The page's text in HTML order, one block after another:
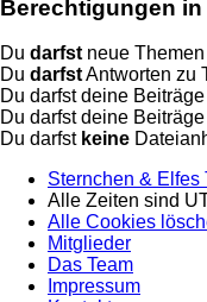
Berechtigungen
Du darfstneue Themen
Du darfstAntworten zu
Du darfst deine
Du darfst deine
Du darfst keine
Sternchen & Elfes
Alle Zeiten sind
Alle Cookies
Mitglieder
Das Team
Impressum